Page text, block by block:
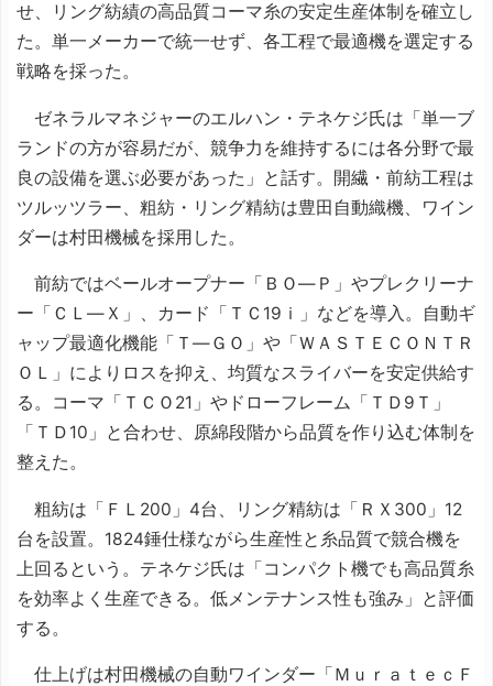
せ、リング紡績の高品質コーマ糸の安定生産体制を確立し
た。単一メーカーで統一せず、各工程で最適機を選定する
戦略を採った。
ゼネラルマネジャーのエルハン・テネケジ氏は「単一ブ
ランドの方が容易だが、競争力を維持するには各分野で最
良の設備を選ぶ必要があった」と話す。開繊・前紡工程は
ツルッツラー、粗紡・リング精紡は豊田自動織機、ワイン
ダーは村田機械を採用した。
前紡ではベールオープナー「ＢＯ―Ｐ」やプレクリーナ
ー「ＣＬ―Ｘ」、カード「ＴＣ19ｉ」などを導入。自動ギ
ャップ最適化機能「Ｔ―ＧＯ」や「ＷＡＳＴＥＣＯＮＴＲ
ＯＬ」によりロスを抑え、均質なスライバーを安定供給す
る。コーマ「ＴＣＯ21」やドローフレーム「ＴＤ9Ｔ」
「ＴＤ10」と合わせ、原綿段階から品質を作り込む体制を
整えた。
粗紡は「ＦＬ200」4台、リング精紡は「ＲＸ300」12
台を設置。1824錘仕様ながら生産性と糸品質で競合機を
上回るという。テネケジ氏は「コンパクト機でも高品質糸
を効率よく生産できる。低メンテナンス性も強み」と評価
する。
仕上げは村田機械の自動ワインダー「ＭｕｒａｔｅｃＦ